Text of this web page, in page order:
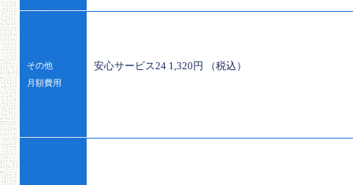
その他
月額費用
安心サービス24 1,320円 （税込）